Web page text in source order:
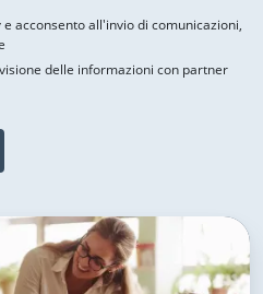
e acconsento all'invio di comunicazioni,
delle informazioni con partner